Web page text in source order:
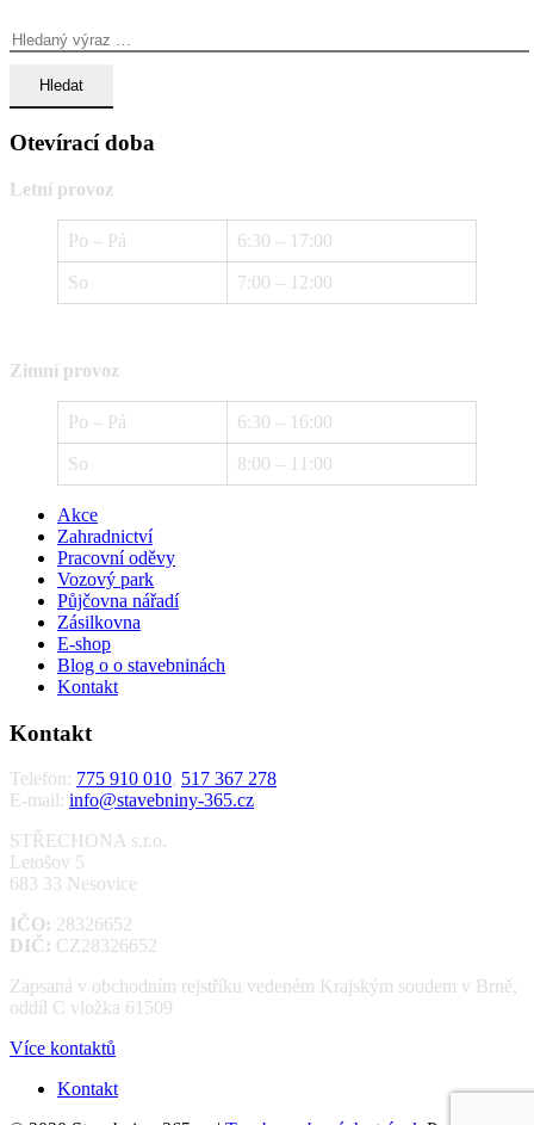
Otevírací doba
Letní provoz
Po – Pá 6:30 – 17:00
So 7:00 – 12:00
Zimní provoz
Po – Pá 6:30 – 16:00
So 8:00 – 11:00
Akce
Zahradnictví
Pracovní oděvy
Vozový park
Půjčovna nářadí
Zásilkovna
E-shop
Blog o o stavebninách
Kontakt
Kontakt
Telefon: 775 910 010, 517 367 278
E-mail: info@stavebniny-365.cz
STŘECHONA s.r.o.
Letošov 5
683 33 Nesovice
IČO: 28326652
DIČ: CZ28326652
Zapsaná v obchodním rejstříku vedeném Krajským soudem v Brně,
oddíl C vložka 61509
Více kontaktů
Kontakt